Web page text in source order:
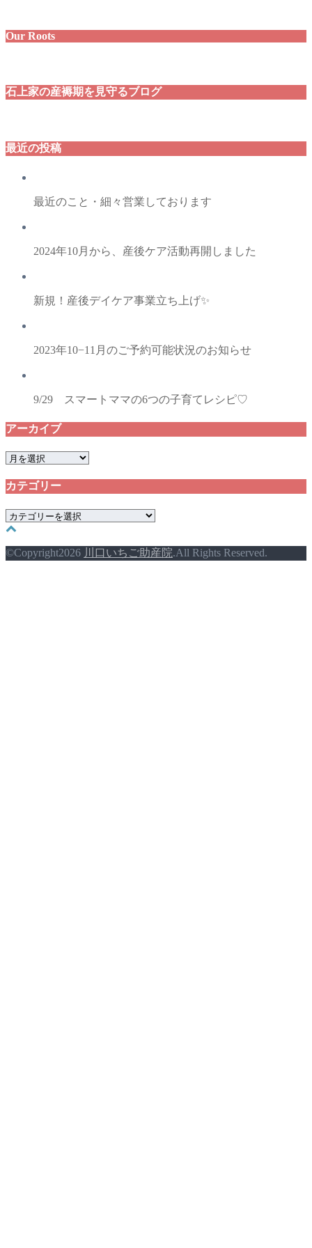
Our Roots
石上家の産褥期を見守るブログ
最近の投稿
最近のこと・細々営業しております
2024年10月から、産後ケア活動再開しました
新規！産後デイケア事業立ち上げ✨
2023年10−11月のご予約可能状況のお知らせ
9/29 スマートママの6つの子育てレシピ♡
アーカイブ
ア
カ
ブ
カテゴリー
カ
テ
ゴ
リ
©Copyright2026 川口いちご助産院.All Rights Reserved.